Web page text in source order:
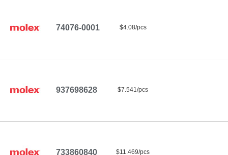
74076-0001 $4.08/pcs
937698628 $7.541/pcs
733860840 $11.469/pcs